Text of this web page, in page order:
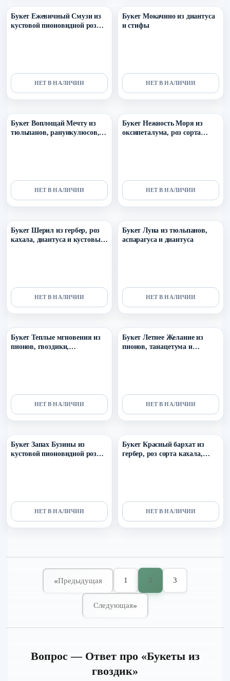
Букет Ежевичный Смузи из
кустовой пионовидной розы
НЕТ В НАЛИЧИИ
Букет Мокачино из диантуса
и стифы
НЕТ В НАЛИЧИИ
Букет Воплощай Мечту из
тюльпанов, ранункулюсов,
НЕТ В НАЛИЧИИ
Букет Нежность Моря из
оксипеталума, роз сорта
НЕТ В НАЛИЧИИ
Букет Шерил из гербер, роз
кахала, диантуса и кустовых
НЕТ В НАЛИЧИИ
Букет Луна из тюльпанов,
аспарагуса и диантуса
НЕТ В НАЛИЧИИ
Букет Теплые мгновения из
пионов, гвоздики,
НЕТ В НАЛИЧИИ
Букет Летнее Желание из
пионов, танацетума и
НЕТ В НАЛИЧИИ
Букет Запах Бузины из
кустовой пионовидной розы
НЕТ В НАЛИЧИИ
Букет Красный бархат из
гербер, роз сорта кахала,
НЕТ В НАЛИЧИИ
«Предыдущая 1 2 3
Следующая»
Вопрос — Ответ про «Букеты из
гвоздик»